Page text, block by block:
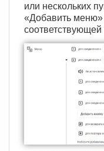
или нескольких
«Добавить
соответствующей